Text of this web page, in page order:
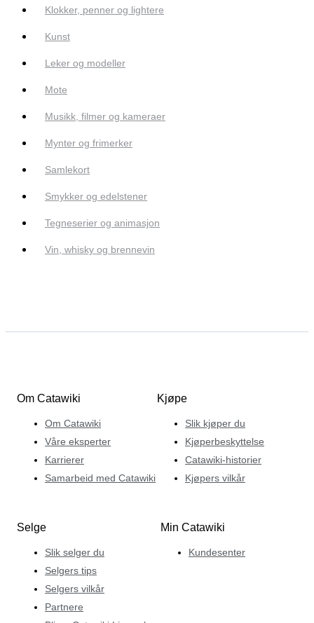
Klokker, penner og lightere
Kunst
Leker og modeller
Mote
Musikk, filmer og kameraer
Mynter og frimerker
Samlekort
Smykker og edelstener
Tegneserier og animasjon
Vin, whisky og brennevin
Om Catawiki
Om Catawiki
Våre eksperter
Karrierer
Samarbeid med Catawiki
Kjøpe
Slik kjøper du
Kjøperbeskyttelse
Catawiki-historier
Kjøpers vilkår
Selge
Slik selger du
Selgers tips
Selgers vilkår
Partnere
Min Catawiki
Kundesenter